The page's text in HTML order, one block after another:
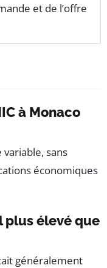
et de l’offre
à Monaco
sans
économiques
plus élevé que
généralement